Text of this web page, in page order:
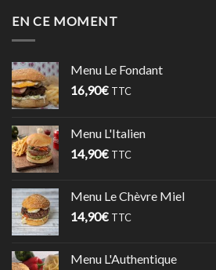
EN CE MOMENT
Menu Le Fondant
16,90€ TTC
Menu L'Italien
14,90€ TTC
Menu Le Chèvre Miel
14,90€ TTC
Menu L'Authentique